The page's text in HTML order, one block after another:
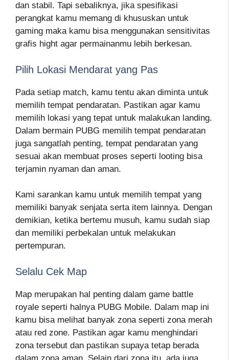
dan stabil. Tapi sebaliknya, jika spesifikasi
perangkat kamu memang di khususkan untuk
gaming maka kamu bisa menggunakan sensitivitas
grafis hight agar permainanmu lebih berkesan.
Pilih Lokasi Mendarat yang Pas
Pada setiap match, kamu tentu akan diminta untuk
memilih tempat pendaratan. Pastikan agar kamu
memilih lokasi yang tepat untuk malakukan landing.
Dalam bermain PUBG memilih tempat pendaratan
juga sangatlah penting, tempat pendaratan yang
sesuai akan membuat proses seperti looting bisa
terjamin nyaman dan aman.
Kami sarankan kamu untuk memilih tempat yang
memiliki banyak senjata serta item lainnya. Dengan
demikian, ketika bertemu musuh, kamu sudah siap
dan memiliki perbekalan untuk melakukan
pertempuran.
Selalu Cek Map
Map merupakan hal penting dalam game battle
royale seperti halnya PUBG Mobile. Dalam map ini
kamu bisa melihat banyak zona seperti zona merah
atau red zone. Pastikan agar kamu menghindari
zona tersebut dan pastikan supaya tetap berada
dalam zona aman. Selain dari zona itu, ada juga